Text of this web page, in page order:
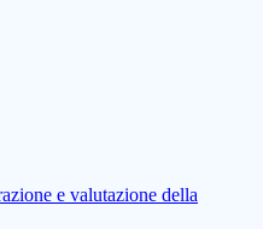
e valutazione della